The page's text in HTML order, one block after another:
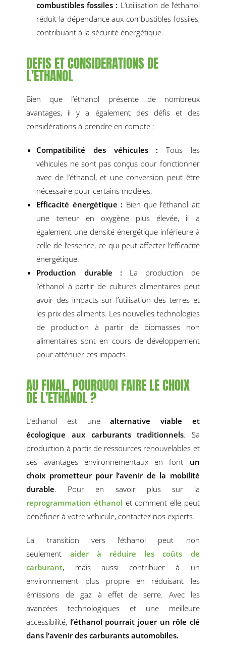
combustibles fossiles : L’utilisation de l’éthanol
réduit la dépendance aux combustibles fossiles,
contribuant à la sécurité énergétique.
DEFIS ET CONSIDERATIONS DE
L'ETHANOL
Bien que l’éthanol présente de nombreux
avantages, il y a également des défis et des
considérations à prendre en compte :
Compatibilité des véhicules : Tous les
véhicules ne sont pas conçus pour fonctionner
avec de l’éthanol, et une conversion peut être
nécessaire pour certains modèles.
Efficacité énergétique : Bien que l’éthanol ait
une teneur en oxygène plus élevée, il a
également une densité énergétique inférieure à
celle de l’essence, ce qui peut affecter l’efficacité
énergétique.
Production durable : La production de
l’éthanol à partir de cultures alimentaires peut
avoir des impacts sur l’utilisation des terres et
les prix des aliments. Les nouvelles technologies
de production à partir de biomasses non
alimentaires sont en cours de développement
pour atténuer ces impacts.
AU FINAL, POURQUOI FAIRE LE CHOIX
DE L'ETHANOL ?
L’éthanol est unealternative viable et
écologique aux carburants traditionnels. Sa
production à partir de ressources renouvelables et
ses avantages environnementaux en font un
choix prometteur pour l’avenir de la mobilité
durable. Pour en savoir plus sur la
reprogrammation éthanol et comment elle peut
bénéficier à votre véhicule, contactez nos experts.
La transition vers l’éthanol peut non
seulement aider à réduire les coûts de
carburant, mais aussi contribuer à un
environnement plus propre en réduisant les
émissions de gaz à effet de serre. Avec les
avancées technologiques et une meilleure
accessibilité, l’éthanol pourrait jouer un rôle clé
dans l’avenir des carburants automobiles.